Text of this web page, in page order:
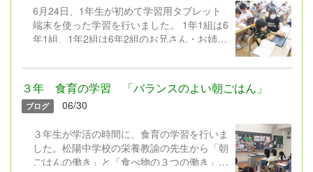
【それぞれ自分の選んだ本に合わせ、キラキ
ラ行動とその時の主人公の心のつぶやきを書
いています 】 【自分の
るような幸せな集会にしましょう」とよびか
けがありました。 交流遊びは初めて挑戦す
る「木の中のリス」ゲーム。声をかけ合っ
り楽しんでいました。 5年生による今月の歌
「ビリーブ」の発表もあり、ステキな歌声に
みんなじいーんと聴き入っていました。その
後、歌詞のイメージを味わいながら全校で歌
い、心温まる締めくくりとなりました。 最
後のふりかえりでも、学年を問わずたくさん
の子ども達の手があがっていました。
6月24日、1年生が初めて学習用タブレット
端末を使った学習を行いました。 1年1組は6
年1組、1年2組は6年2組のお兄さん・お姉さ
る、切る、パスワードを入れてログインする
ことなど、緊張した表情で取り組んでいまし
た。横についてくれた6年生から優しく教え
てもらって、「できた！」と1年生も嬉しそ
での写真撮影など、すこしずつ学習に使って
いきます。
３年 食育の学習 「バランスのよい朝ごはん」
ブログ 06/30
３年生が学活の時間に、食育の学習を行いま
した。松陽中学校の栄養教諭の先生から「朝
ごはんの働き」と「食べ物の３つの働き」に